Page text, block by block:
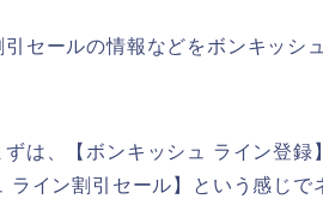
引セールの情報などをボンキッシ
ずは、【ボンキッシュ ライン登
ライン割引セール】という感じで